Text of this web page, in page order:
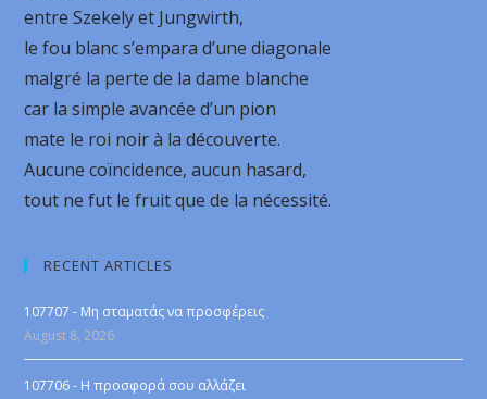
entre Szekely et Jungwirth,
le fou blanc s’empara d’une diagonale
malgré la perte de la dame blanche
car la simple avancée d’un pion
mate le roi noir à la découverte.
Aucune coïncidence, aucun hasard,
tout ne fut le fruit que de la nécessité.
RECENT ARTICLES
107707 - Μη σταματάς να προσφέρεις
August 8, 2026
107706 - Η προσφορά σου αλλάζει